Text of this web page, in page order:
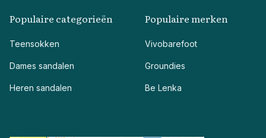
Populaire categorieën
Teensokken
Dames sandalen
Heren sandalen
Populaire merken
Vivobarefoot
Groundies
Be Lenka